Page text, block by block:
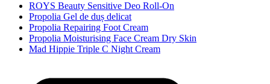
ROYS Beauty Sensitive Deo Roll-On
Propolia Gel de duș delicat
Propolia Repairing Foot Cream
Propolia Moisturising Face Cream Dry Skin
Mad Hippie Triple C Night Cream